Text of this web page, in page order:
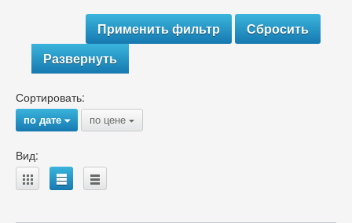
Развернуть
Сортировать:
по дате{ по цене {
Вид:
A B C